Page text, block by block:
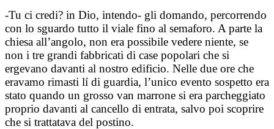
-Tu ci credi? in Dio, intendo- gli domando, percorrendo
con lo sguardo tutto il viale fino al semaforo. A parte la
chiesa all’angolo, non era possibile vedere niente, se
non i tre grandi fabbricati di case popolari che si
ergevano davanti al nostro edificio. Nelle due ore che
eravamo rimasti lí di guardia, l’unico evento sospetto era
stato quando un grosso van marrone si era parcheggiato
proprio davanti al cancello di entrata, salvo poi scoprire
che si trattatava del postino.